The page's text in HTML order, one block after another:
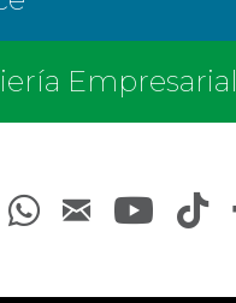
Empresarial